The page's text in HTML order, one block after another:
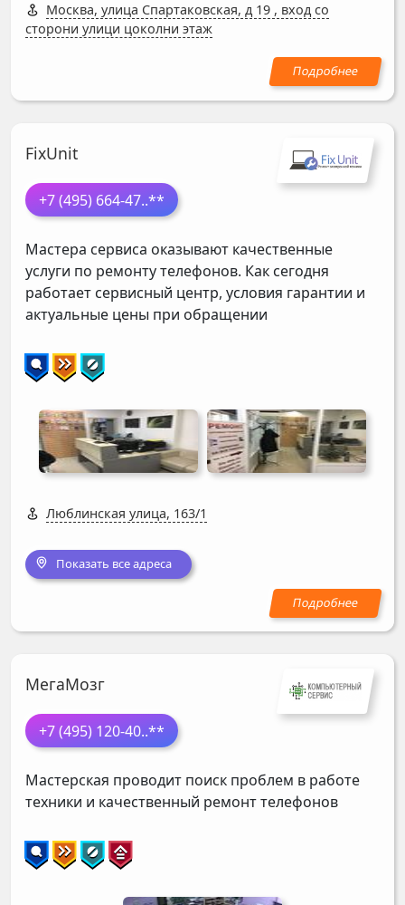
Москва, улица Спартаковская, д 19 , вход со
сторони улици цоколни этаж
FixUnit
+7 (495) 664-47..**
Мастера сервиса оказывают качественные
услуги по ремонту телефонов. Как сегодня
работает сервисный центр, условия гарантии и
актуальные цены при обращении
Люблинская улица, 163/1
Показать все адреса
МегаМозг
+7 (495) 120-40..**
Мастерская проводит поиск проблем в работе
техники и качественный ремонт телефонов